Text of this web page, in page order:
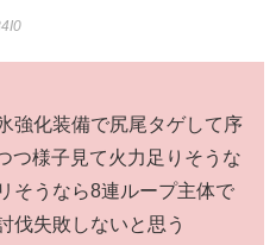
強化装備で尻尾タゲして序
つ様子見て火力足りそうな
そうなら8連ループ主体で
伐失敗しないと思う